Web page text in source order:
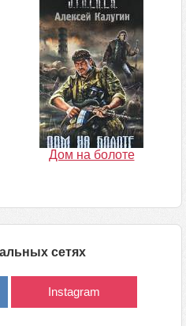
Дом на болоте
сетях
Instagram